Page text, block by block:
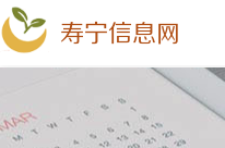
寿宁信息网